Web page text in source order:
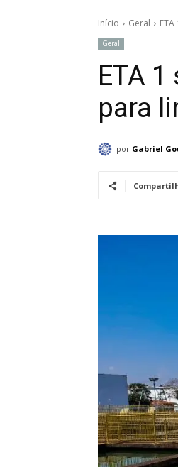
Início Geral
Geral
ETA
para
por Gabriel